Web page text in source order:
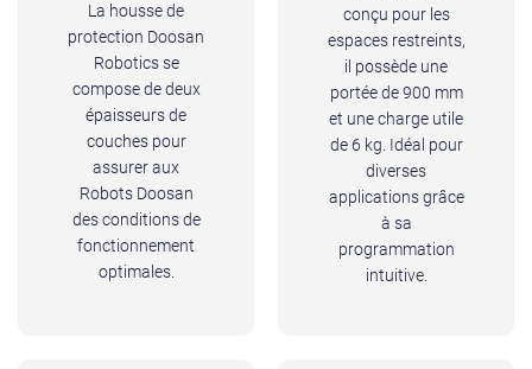
La housse de
protection Doosan
Robotics se
compose de deux
épaisseurs de
couches pour
assurer aux
Robots Doosan
des conditions de
fonctionnement
optimales.
conçu pour les
espaces restreints,
il possède une
portée de 900 mm
et une charge utile
de 6 kg. Idéal pour
diverses
applications grâce
à sa
programmation
intuitive.